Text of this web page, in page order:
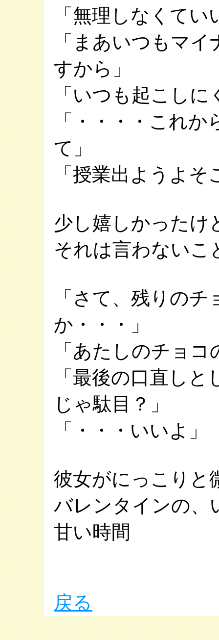
「無理しなくてい
「まあいつもマ
すから」
「いつも起こし
「・・・・これ
て」
「授業出ようよそ
少し嬉しかったけ
それは言わないこ
「さて、残りの
か・・・」
「あたしのチョ
「最後の口直し
じゃ駄目？」
「・・・いいよ」
彼女がにっこりと
バレンタインの、
甘い時間
戻る